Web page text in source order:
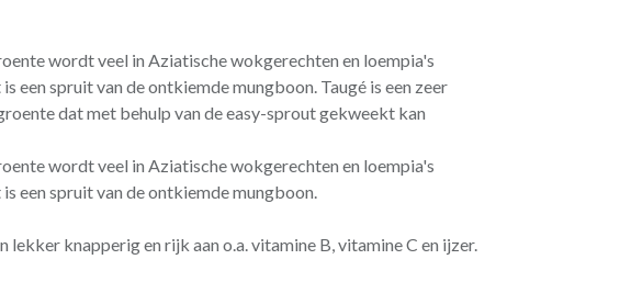
wordt veel in Aziatische wokgerechten en loempia's
een spruit van de ontkiemde mungboon. Taugé is een zeer
dat met behulp van de easy-sprout gekweekt kan
wordt veel in Aziatische wokgerechten en loempia's
een spruit van de ontkiemde mungboon.
lekker knapperig en rijk aan o.a. vitamine B, vitamine C en ijzer.